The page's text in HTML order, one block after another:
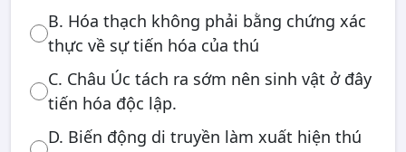
B. Hóa thạch không phải bằng chứng xác
thực về sự tiến hóa của thú
C. Châu Úc tách ra sớm nên sinh vật ở đây
tiến hóa độc lập.
D. Biến động di truyền làm xuất hiện thú